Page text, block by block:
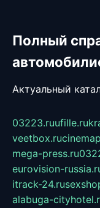
Полный
Актуальный
03223.ruufille.ru
veetbox.ru
mega-press.ru
eurovision-
itrack-24.ru
alabuga-